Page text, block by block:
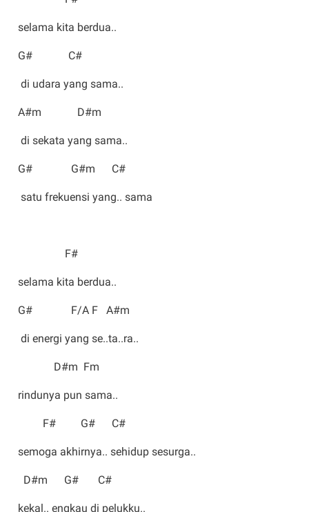
selama kita berdua..
G# C#
di udara yang sama..
A#m D#m
di sekata yang sama..
G# G#m C#
satu frekuensi yang.. sama
F#
selama kita berdua..
G# F/A F A#m
di energi yang se..ta..ra..
D#m Fm
rindunya pun sama..
F# G# C#
semoga akhirnya.. sehidup sesurga..
D#m G# C#
kekal.. engkau di pelukku..